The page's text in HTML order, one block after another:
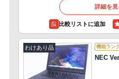
詳細を見
比較リストに追加
わけあり品 機能ラン
NEC